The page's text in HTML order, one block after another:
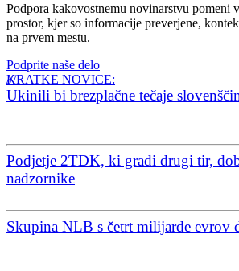
Podpora kakovostnemu novinarstvu pomeni
prostor, kjer so informacije preverjene,
na prvem mestu.
Podprite naše delo
KRATKE NOVICE:
Ukinili bi brezplačne tečaje
Podjetje 2TDK, ki gradi drugi tir,
nadzornike
Skupina NLB s četrt milijarde evrov